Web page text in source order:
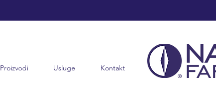
Proizvodi Usluge Kontakt